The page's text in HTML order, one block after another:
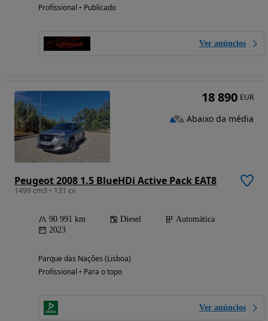
Profissional • Publicado
Ver anúncios
Peugeot 2008 1.5 BlueHDi Active Pack EAT8
1499 cm3 • 131 cv
90 991 km Diesel
Automática
2023
Parque das Nações (Lisboa)
Profissional • Para o topo
Ver anúncios
18 890 EUR
Abaixo da média